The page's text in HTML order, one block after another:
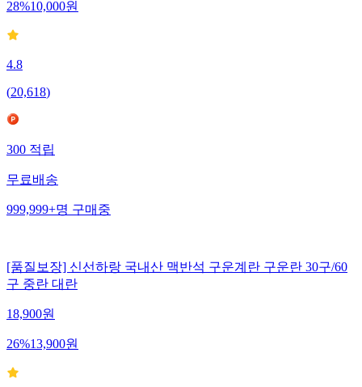
28%10,000원
4.8
(20,618)
300 적립
무료배송
999,999+명 구매중
[품질보장] 신선하랑 국내산 맥반석 구운계란 구운란 30구/60
구 중란 대란
18,900원
26%13,900원